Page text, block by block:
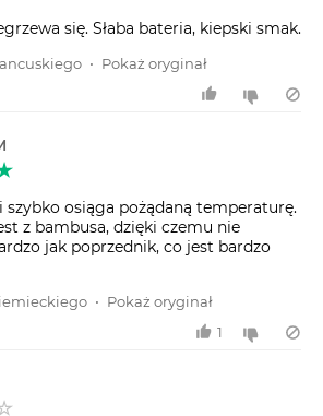
się. Słaba bateria, kiepski smak.
• Pokaż oryginał
szybko osiąga pożądaną temperaturę.
z bambusa, dzięki czemu nie
jak poprzednik, co jest bardzo
• Pokaż oryginał
1